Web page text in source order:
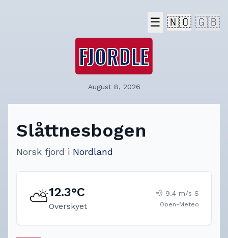
☰ 🇳🇴 🇬🇧
FJORDLE
August 8, 2026
Slåttnesbogen
Norsk fjord i Nordland
⛅12.3°C
Overskyet
💨 9.4 m/s S
Open-Meteo